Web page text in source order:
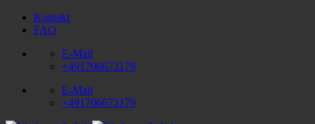
Zum
Inhalt
Kontakt
FAQ
E-Mail
+491706673179
E-Mail
+491706673179